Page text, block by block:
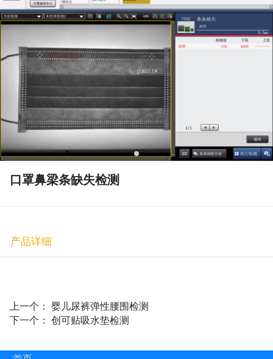
口罩鼻梁条缺失检测
产品详细
上一个： 婴儿尿裤弹性腰围检测
下一个： 创可贴吸水垫检测